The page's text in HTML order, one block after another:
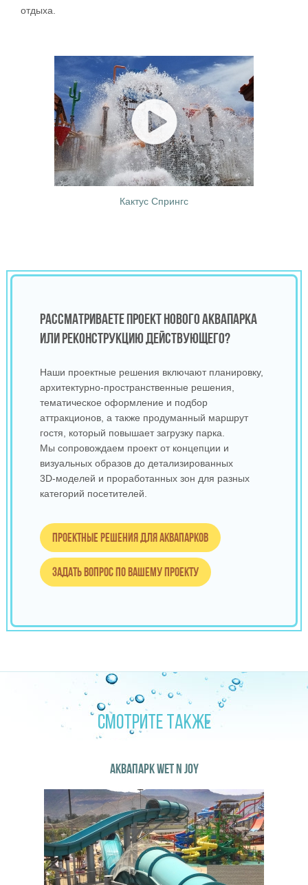
отдыха.
Кактус Спрингс
РАССМАТРИВАЕТЕ ПРОЕКТ НОВОГО АКВАПАРКА
ИЛИ РЕКОНСТРУКЦИЮ ДЕЙСТВУЮЩЕГО?
Наши проектные решения включают планировку,
архитектурно‑пространственные решения,
тематическое оформление и подбор
аттракционов, а также продуманный маршрут
гостя, который повышает загрузку парка.
Мы сопровождаем проект от концепции и
визуальных образов до детализированных
3D‑моделей и проработанных зон для разных
категорий посетителей.
Проектные решения для аквапарков
Задать вопрос по вашему проекту
СМОТРИТЕ ТАКЖЕ
АКВАПАРК WET N JOY